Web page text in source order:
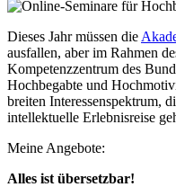
Dieses Jahr müssen die
ausfallen, aber im Rahmen
Kompetenzzentrum des
Hochbegabte und
breiten Interessenspektrum,
intellektuelle Erlebnisreise
Meine Angebote:
Alles ist übersetzbar!